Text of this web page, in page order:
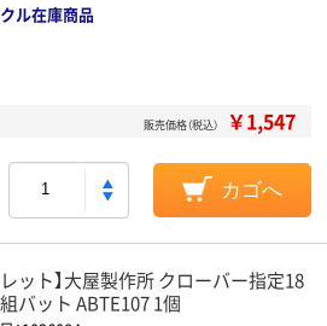
ル在庫商品
販売価格（税込） ￥1,547
カゴへ
レット】大屋製作所 クローバー指定18
バット ABTE107 1個